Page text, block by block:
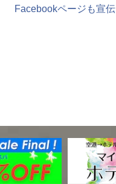
Facebookページも宣伝